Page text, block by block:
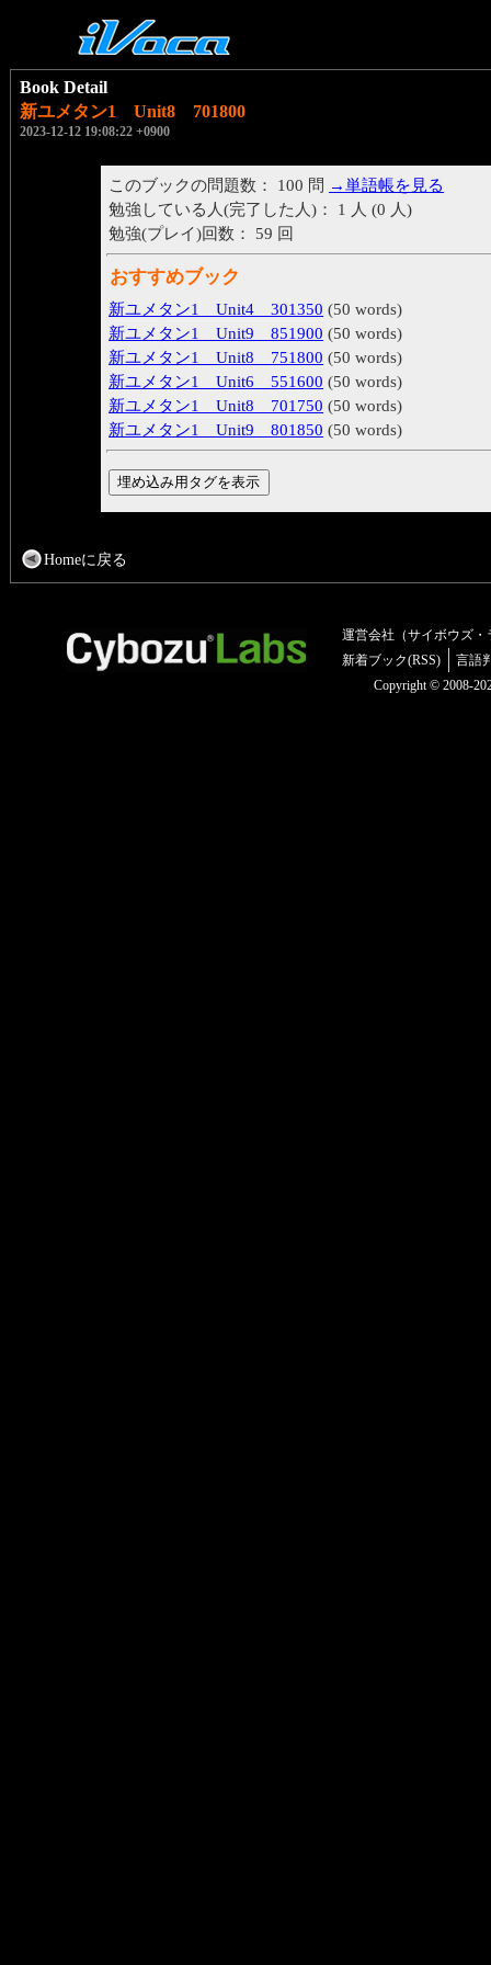
Book Detail
新ユメタン1 Unit8 701800
2023-12-12 19:08:22 +0900
このブックの問題数： 100 問 →単語帳を見る
勉強している人(完了した人)： 1 人 (0 人)
勉強(プレイ)回数： 59 回
おすすめブック
新ユメタン1 Unit4 301350 (50 words)
新ユメタン1 Unit9 851900 (50 words)
新ユメタン1 Unit8 751800 (50 words)
新ユメタン1 Unit6 551600 (50 words)
新ユメタン1 Unit8 701750 (50 words)
新ユメタン1 Unit9 801850 (50 words)
Homeに戻る
運営会社（サイボウズ・
新着ブック(RSS)
言語
Copyright © 2008-